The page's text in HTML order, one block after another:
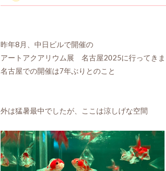
昨年8月、中日ビルで開催の
アートアクアリウム展 名古屋2025に行ってきま
名古屋での開催は7年ぶりとのこと
外は猛暑最中でしたが、ここは涼しげな空間